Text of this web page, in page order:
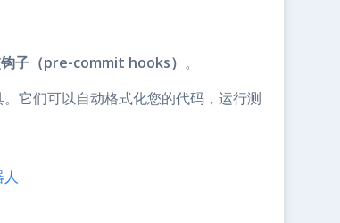
子（pre-commit hooks） 。
它们可以自动格式化您的代码，运行测